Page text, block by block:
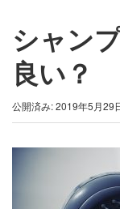
シャン
良い？
公開済み: 2019年5月29